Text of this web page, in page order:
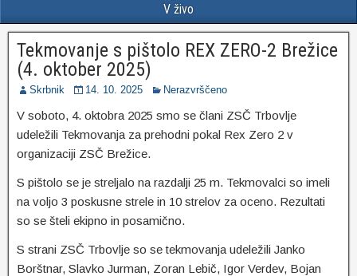
V živo
Tekmovanje s pištolo REX ZERO-2 Brežice
(4. oktober 2025)
Skrbnik 14. 10. 2025 Nerazvrščeno
V soboto, 4. oktobra 2025 smo se člani ZSČ Trbovlje
udeležili Tekmovanja za prehodni pokal Rex Zero 2 v
organizaciji ZSČ Brežice.
S pištolo se je streljalo na razdalji 25 m. Tekmovalci so imeli
na voljo 3 poskusne strele in 10 strelov za oceno. Rezultati
so se šteli ekipno in posamično.
S strani ZSČ Trbovlje so se tekmovanja udeležili Janko
Borštnar, Slavko Jurman, Zoran Lebič, Igor Verdev, Bojan